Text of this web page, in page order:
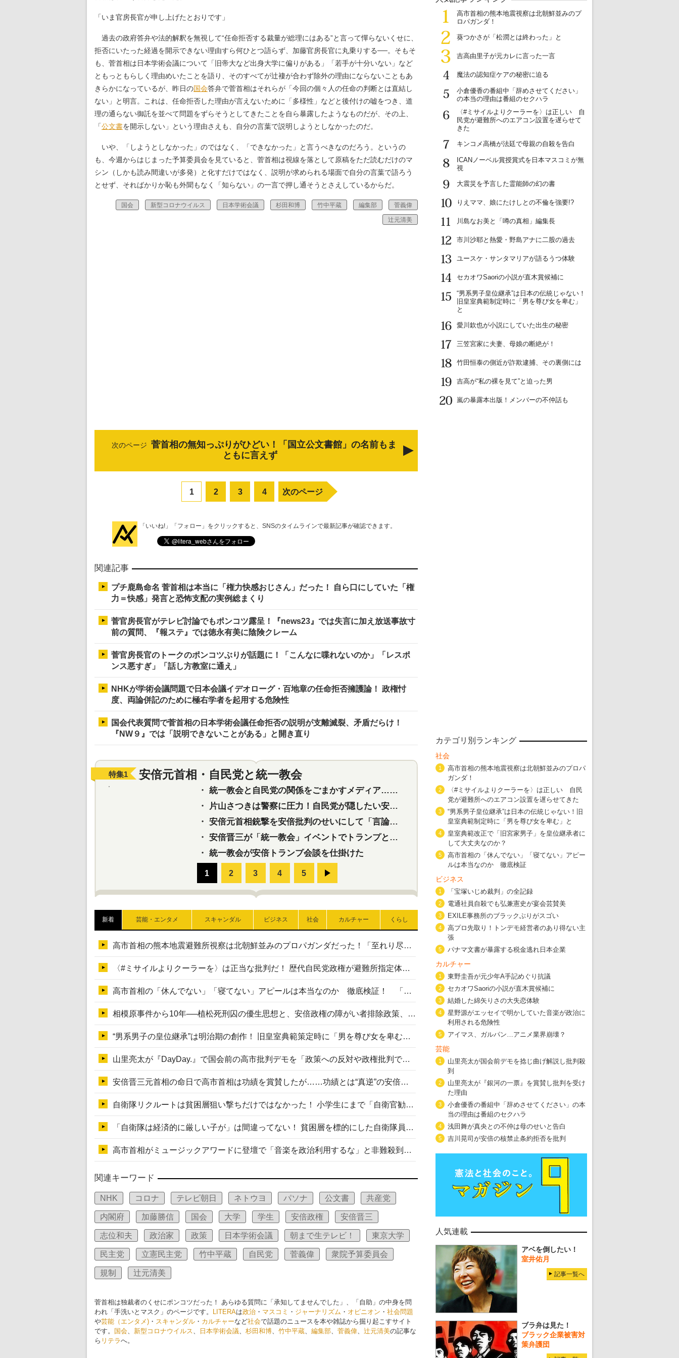
「いま官房長官が申し上げたとおりです」
過去の政府答弁や法的解釈を無視して“任命拒否する裁量が総理にはある”と言って憚らないくせに、
拒否にいたった経過を開示できない理由すら何ひとつ語らず、加藤官房長官に丸乗りする──。そもそ
も、菅首相は日本学術会議について「旧帝大など出身大学に偏りがある」「若手が十分いない」など
ともっともらしく理由めいたことを語り、そのすべてが辻褄が合わず除外の理由にならないこともあ
きらかになっているが、昨日の国会答弁で菅首相はそれらが「今回の個々人の任命の判断とは直結し
ない」と明言。これは、任命拒否した理由が言えないために「多様性」などと後付けの嘘をつき、道
理の通らない御託を並べて問題をずらそうとしてきたことを自ら暴露したようなものだが、その上、
「公文書を開示しない」という理由さえも、自分の言葉で説明しようとしなかったのだ。
いや、「しようとしなかった」のではなく、「できなかった」と言うべきなのだろう。というの
も、今週からはじまった予算委員会を見ていると、菅首相は視線を落として原稿をただ読むだけのマ
シン（しかも読み間違いが多発）と化すだけではなく、説明が求められる場面で自分の言葉で語ろう
とせず、そればかりか恥も外聞もなく「知らない」の一言で押し通そうとさえしているからだ。
国会 新型コロナウイルス 日本学術会議 杉田和博 竹中平蔵 編集部 菅義偉
辻元清美
次のページ 菅首相の無知っぷりがひどい！「国立公文書館」の名前もま
ともに言えず
1 2 3 4 次のページ
「いいね!」「フォロー」をクリックすると、SNSのタイムラインで最新記事が確認できます。
関連記事
プチ鹿島命名 菅首相は本当に「権力快感おじさん」だった！ 自ら口にしていた「権
力＝快感」発言と恐怖支配の実例総まくり
菅官房長官がテレビ討論でもポンコツ露呈！『news23』では失言に加え放送事故寸
前の質問、『報ステ』では徳永有美に陰険クレーム
菅官房長官のトークのポンコツぶりが話題に！「こんなに喋れないのか」「レスポ
ンス悪すぎ」「話し方教室に通え」
NHKが学術会議問題で日本会議イデオローグ・百地章の任命拒否擁護論！ 政権忖
度、両論併記のために極右学者を起用する危険性
国会代表質問で菅首相の日本学術会議任命拒否の説明が支離滅裂、矛盾だらけ！
『NW９』では「説明できないことがある」と開き直り
特集1 安倍元首相・自民党と統一教会
・ 統一教会と自民党の関係をごまかすメディア…民放は有田芳生に発言自粛を要求
・
片山さつきは警察に圧力！自民党が隠したい安倍元首相と統一教会の深い関係
・ 安倍元首相銃撃を安倍批判のせいにして「言論封殺」に利用する自民党応援団
・ 安倍晋三が「統一教会」イベントでトランプと演説！同性婚や夫婦別姓を攻撃
・ 統一教会が安倍トランプ会談を仕掛けた
特集 東京五輪強行開催特別企画 大ウソだら
・ 五輪入場行進にすぎやまこういちの曲、杉田水脈の
・
大ウソだらけの東京五輪！ 安倍・菅・森はどんな嘘を
・ 五輪サッカー・久保建英が南アの陽性者に「僕らに損ではない
・ 五輪関係者が入国当日、築地を散歩！
・
五輪でIOCラウンジ以外にVIPルーム、広告代理店は物品購入
新着 芸能・エンタメ スキャンダル ビジネス 社会 カルチャー くらし
高市首相の熊本地震避難所視察は北朝鮮並みのプロパガンダだった！「至れり尽くせり」の選ばれた避難所の一方で実態は…
〈#ミサイルよりクーラーを〉は正当な批判だ！ 歴代自民党政権が避難所指定体育館へのエアコン設置を遅らせてきた客観的事実
高市首相の「休んでない」「寝てない」アピールは本当なのか 徹底検証！ 「資料読み込み」「アイロンがけ」も矛盾だらけ…
相模原事件から10年──植松死刑囚の優生思想と、安倍政権の障がい者排除政策、右派勢力の差別主義との関係を改めて問う
“男系男子の皇位継承”は明治期の創作！ 旧皇室典範策定時に「男を尊び女を卑むの慣習、人民の脳髄」とトンデモ論で女性天皇を否定
山里亮太が『DayDay.』で国会前の高市批判デモを「政策への反対や政権批判でない」と捻じ曲げ解説 デモ参加者から批判殺到
安倍晋三元首相の命日で高市首相は功績を賞賛したが……功績とは“真逆”の安倍元首相のトンデモ発言を振り返る
自衛隊リクルートは貧困層狙い撃ちだけではなかった！ 小学生にまで「自衛官勧誘」目的のパンフレット作成
「自衛隊は経済的に厳しい子が」は間違ってない！ 貧困層を標的にした自衛隊員募集、やす子、山上被告も…日本でも進む“経済的徴兵制”
高市首相がミュージックアワードに登壇で「音楽を政治利用するな」と非難殺到！ MAJの国策的本質を批判する声も
関連キーワード
NHK コロナ テレビ朝日 ネトウヨ パソナ 公文書 共産党
内閣府 加藤勝信 国会 大学 学生 安倍政権 安倍晋三
志位和夫 政治家 政策 日本学術会議 朝まで生テレビ！ 東京大学
民主党 立憲民主党 竹中平蔵 自民党 菅義偉 衆院予算委員会
規制 辻元清美
菅首相は独裁者のくせにポンコツだった！ あらゆる質問に「承知してませんでした」、「自助」の中身を問
われ「手洗いとマスク」のページです。
LITERAは政治 ・ マスコミ ・ ジャーナリズム ・ オピニオン ・ 社会問題
や芸能（エンタメ) ・ スキャンダル ・ カルチャーなど社会で話題のニュースを本や雑誌から掘り起こすサイト
です。
国会、 新型コロナウイルス、 日本学術会議、 杉田和博、 竹中平蔵、 編集部、 菅義偉、 辻元清美の記事な
ら リテラへ。
1
高市首相の熊本地震視察は北朝鮮並みのプ
ロパガンダ！
2
葵つかさが「松潤とは終わった」と
3
吉高由里子が元カレに言った一言
4
魔法の認知症ケアの秘密に迫る
5
小倉優香の番組中「辞めさせてください」
の本当の理由は番組のセクハラ
6
〈#ミサイルよりクーラーを〉は正しい 自
民党が避難所へのエアコン設置を遅らせて
きた
7
キンコメ高橋が法廷で母親の自殺を告白
8
ICANノーベル賞授賞式を日本マスコミが無
視
9
大震災を予言した霊能師の幻の書
10
りえママ、娘にたけしとの不倫を強要!?
11
川島なお美と「噂の真相」編集長
12
市川沙耶と熱愛・野島アナに二股の過去
13
ユースケ・サンタマリアが語るうつ体験
14
セカオワSaoriの小説が直木賞候補に
15
“男系男子皇位継承”は日本の伝統じゃない！
旧皇室典範制定時に「男を尊び女を卑む」
と
16
愛川欽也が小説にしていた出生の秘密
17
三笠宮家に夫妻、母娘の断絶が！
18
竹田恒泰の側近が詐欺逮捕、その裏側には
19
吉高が“私の裸を見て”と迫った男
20
嵐の暴露本出版！メンバーの不仲話も
カテゴリ別ランキング
社会
1
高市首相の熊本地震視察は北朝鮮並みのプロパ
ガンダ！
2
〈#ミサイルよりクーラーを〉は正しい 自民
党が避難所へのエアコン設置を遅らせてきた
3
“男系男子皇位継承”は日本の伝統じゃない！旧
皇室典範制定時に「男を尊び女を卑む」と
4
皇室典範改正で「旧宮家男子」を皇位継承者に
して大丈夫なのか？
5
高市首相の「休んでない」「寝てない」アピー
ルは本当なのか 徹底検証
ビジネス
1 「宝塚いじめ裁判」の全記録
2 電通社員自殺でも弘兼憲史が宴会芸賛美
3 EXILE事務所のブラックぶりがスゴい
4
高プロ先取り！トンデモ経営者のあり得ない主
張
5 パナマ文書が暴露する税金逃れ日本企業
カルチャー
1 東野圭吾が元少年A手記めぐり抗議
2 セカオワSaoriの小説が直木賞候補に
3 結婚した綿矢りさの大失恋体験
4
星野源がエッセイで明かしていた音楽が政治に
利用される危険性
5 アイマス、ガルパン…アニメ業界崩壊？
芸能
1
山里亮太が国会前デモを捻じ曲げ解説し批判殺
到
2
山里亮太が『銀河の一票』を賞賛し批判を受け
た理由
3
小倉優香の番組中「辞めさせてください」の本
当の理由は番組のセクハラ
4 浅田舞が真央との不仲は母のせいと告白
5 吉川晃司が安倍の核禁止条約拒否を批判
人気連載
アベを倒したい！
室井佑月
記事一覧へ
ブラ弁は見た！
ブラック企業被害対
策弁護団